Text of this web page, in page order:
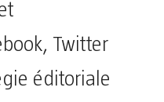
Twitter
éditoriale